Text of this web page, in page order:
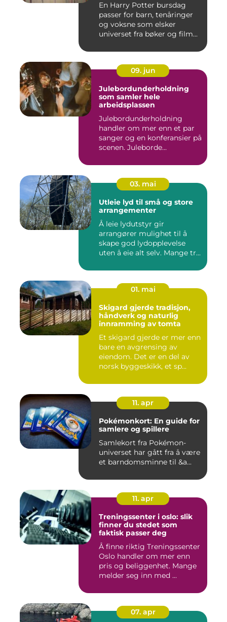
En Harry Potter bursdag
passer for barn, tenåringer
og voksne som elsker
universet fra bøker og film...
09. jun
Julebordunderholdning
som samler hele
arbeidsplassen
Julebordunderholdning
handler om mer enn et par
sanger og en konferansier på
scenen. Juleborde...
03. mai
Utleie lyd til små og store
arrangementer
Å leie lydutstyr gir
arrangører mulighet til å
skape god lydopplevelse
uten å eie alt selv. Mange tr...
01. mai
Skigard gjerde tradisjon,
håndverk og naturlig
innramming av tomta
Et skigard gjerde er mer enn
bare en avgrensing av
eiendom. Det er en del av
norsk byggeskikk, et sp...
11. apr
Pokémonkort: En guide for
samlere og spillere
Samlekort fra Pokémon-
universet har gått fra å være
et barndomsminne til &a...
11. apr
Treningssenter i oslo: slik
finner du stedet som
faktisk passer deg
Å finne riktig Treningssenter
Oslo handler om mer enn
pris og beliggenhet. Mange
melder seg inn med ...
07. apr